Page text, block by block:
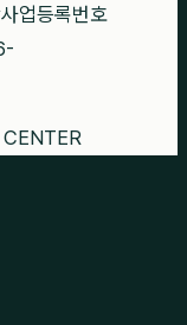
업등록번호